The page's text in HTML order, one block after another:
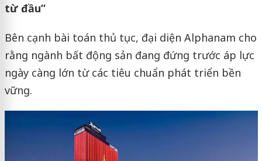
từ đầu”
Bên cạnh bài toán thủ tục, đại diện Alphanam cho
rằng ngành bất động sản đang đứng trước áp lực
ngày càng lớn từ các tiêu chuẩn phát triển bền
vững.